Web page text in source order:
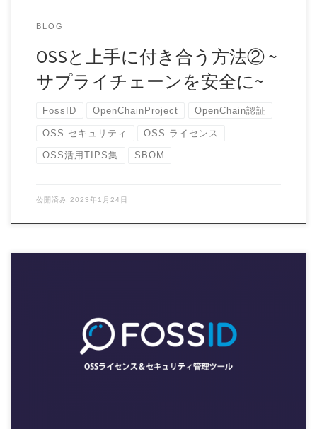
BLOG
OSSと上手に付き合う方法② ~
サプライチェーンを安全に~
FossID OpenChainProject OpenChain認証
OSS セキュリティ OSS ライセンス
OSS活用TIPS集 SBOM
公開済み 2023年1月24日
この記事では、2019年9月4日に開催された「あの企業はOSS
コンプライアンスをどう実現したのか？オ […]